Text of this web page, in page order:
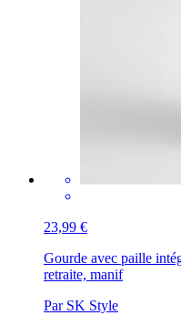
23,99 €
Gourde avec paille
retraite, manif
Par SK Style